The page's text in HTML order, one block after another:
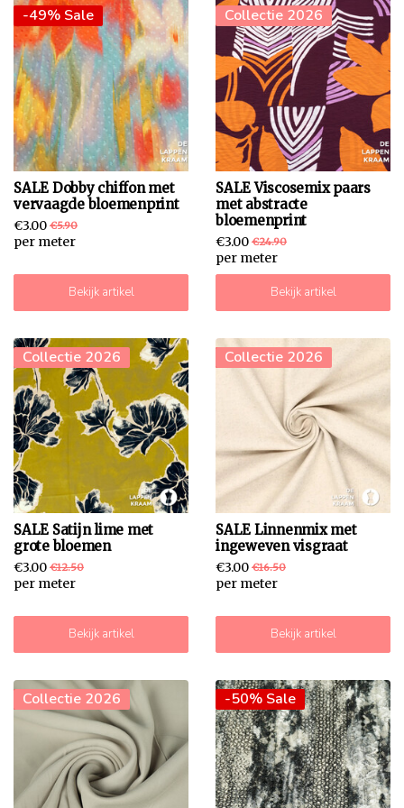
-49% Sale
SALE Dobby chiffon met
vervaagde bloemenprint
€3.00 €5.90
per meter
Bekijk artikel
-88% Sale
Collectie 2026
SALE Viscosemix paars
met abstracte
bloemenprint
€3.00 €24.90
per meter
Bekijk artikel
-76% Sale
Collectie 2026
SALE Satijn lime met
grote bloemen
€3.00 €12.50
per meter
Bekijk artikel
-82% Sale
Collectie 2026
SALE Linnenmix met
ingeweven visgraat
€3.00 €16.50
per meter
Bekijk artikel
-73% Sale
Collectie 2026 -50% Sale